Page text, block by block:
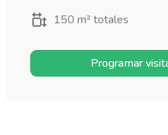
150 m²totales
Programar